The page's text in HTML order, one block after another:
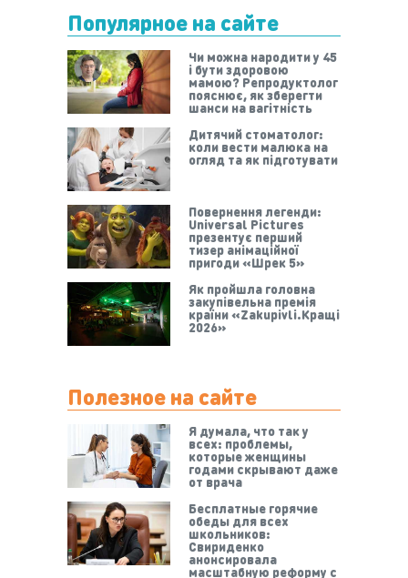
Популярное на сайте
Чи можна народити у 45
і бути здоровою
мамою? Репродуктолог
пояснює, як зберегти
шанси на вагітність
Дитячий стоматолог:
коли вести малюка на
огляд та як підготувати
Повернення легенди:
Universal Pictures
презентує перший
тизер анімаційної
пригоди «Шрек 5»
Як пройшла головна
закупівельна премія
країни «Zakupivli.Кращі
2026»
Полезное на сайте
Я думала, что так у
всех: проблемы,
которые женщины
годами скрывают даже
от врача
Бесплатные горячие
обеды для всех
школьников:
Свириденко
анонсировала
масштабную реформу с